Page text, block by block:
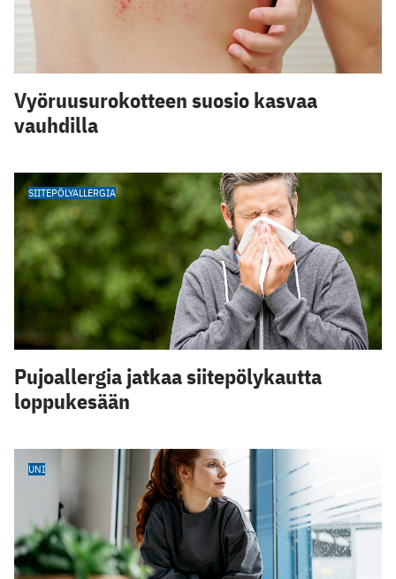
Vyöruusurokotteen suosio kasvaa
vauhdilla
SIITEPÖLYALLERGIA
Pujoallergia jatkaa siitepölykautta
loppukesään
UNI